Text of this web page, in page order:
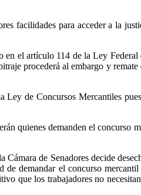
facilidades para acceder a la
en el artículo 114 de la Ley
procederá al embargo y remate
de Concursos Mercantiles
quienes demanden el concurso
de Senadores decide
demandar el concurso
que los trabajadores no